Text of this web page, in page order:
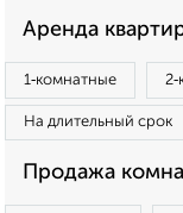
Аренда
1‑комнатные
На длительный срок
Продажа